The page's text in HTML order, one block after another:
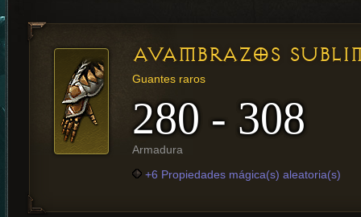
AVAMBRAZOS
Guantes raros
280 - 308
Armadura
+6 Propiedades mágica(s) aleatoria(s)